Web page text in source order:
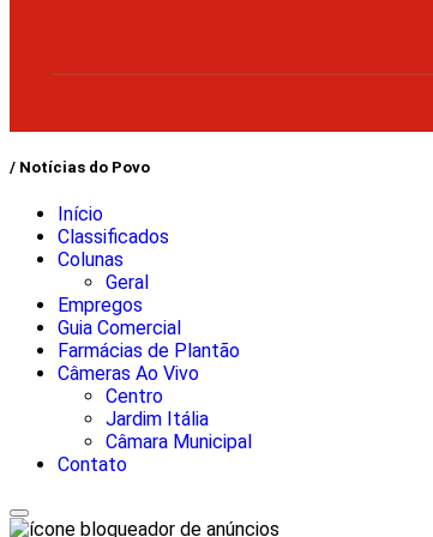
/ Notícias do Povo
Início
Classificados
Colunas
Geral
Empregos
Guia Comercial
Farmácias de Plantão
Câmeras Ao Vivo
Centro
Jardim Itália
Câmara Municipal
Contato